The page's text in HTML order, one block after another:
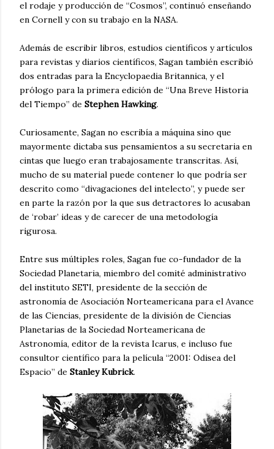
el rodaje y producción de “Cosmos”, continuó enseñando
en Cornell y con su trabajo en la NASA.
Además de escribir libros, estudios científicos y artículos
para revistas y diarios científicos, Sagan también escribió
dos entradas para la Encyclopaedia Britannica, y el
prólogo para la primera edición de “Una Breve Historia
del Tiempo” de Stephen Hawking.
Curiosamente, Sagan no escribía a máquina sino que
mayormente dictaba sus pensamientos a su secretaria en
cintas que luego eran trabajosamente transcritas. Así,
mucho de su material puede contener lo que podría ser
descrito como “divagaciones del intelecto”, y puede ser
en parte la razón por la que sus detractores lo acusaban
de ‘robar’ ideas y de carecer de una metodología
rigurosa.
Entre sus múltiples roles, Sagan fue co-fundador de la
Sociedad Planetaria, miembro del comité administrativo
del instituto SETI, presidente de la sección de
astronomía de Asociación Norteamericana para el Avance
de las Ciencias, presidente de la división de Ciencias
Planetarias de la Sociedad Norteamericana de
Astronomía, editor de la revista Icarus, e incluso fue
consultor científico para la película “2001: Odisea del
Espacio” de Stanley Kubrick.